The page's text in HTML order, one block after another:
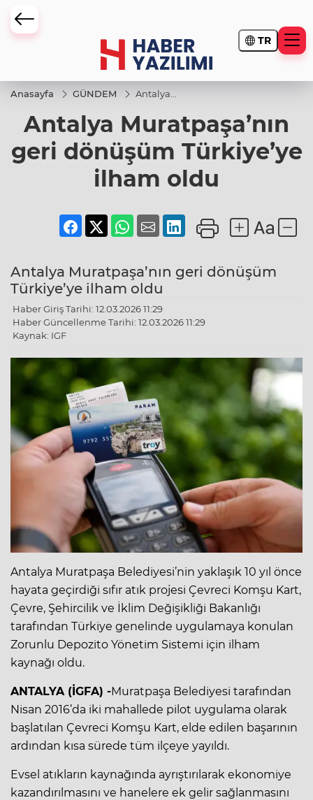
TR
Anasayfa GÜNDEM
Antalya
geri dönüşüm
Türkiye’ye
Antalya Muratpaşa’nın
geri dönüşüm Türkiye’ye
ilham oldu
Antalya Muratpaşa’nın geri dönüşüm
Türkiye’ye ilham oldu
Haber Giriş Tarihi: 12.03.2026 11:29
Haber Güncellenme Tarihi: 12.03.2026 11:29
Kaynak: IGF
Antalya Muratpaşa Belediyesi’nin yaklaşık 10 yıl önce
hayata geçirdiği sıfır atık projesi Çevreci Komşu Kart,
Çevre, Şehircilik ve İklim Değişikliği Bakanlığı
tarafından Türkiye genelinde uygulamaya konulan
Zorunlu Depozito Yönetim Sistemi için ilham
kaynağı oldu.
ANTALYA (İGFA) -Muratpaşa Belediyesi tarafından
Nisan 2016’da iki mahallede pilot uygulama olarak
başlatılan Çevreci Komşu Kart, elde edilen başarının
ardından kısa sürede tüm ilçeye yayıldı.
Evsel atıkların kaynağında ayrıştırılarak ekonomiye
kazandırılmasını ve hanelere ek gelir sağlanmasını